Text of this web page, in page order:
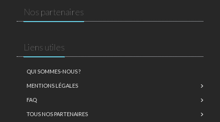
Nos partenaires
Liens utiles
QUI SOMMES-NOUS ?
MENTIONS LÉGALES
FAQ
TOUS NOS PARTENAIRES